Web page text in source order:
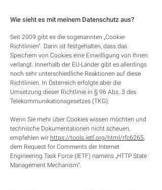
Wie sieht es mit meinem Datenschutz aus?
Seit 2009 gibt es die sogenannten „Cookie-
Richtlinien“. Darin ist festgehalten, dass das
Speichern von Cookies eine Einwilligung von Ihnen
verlangt. Innerhalb der EU-Länder gibt es allerdings
noch sehr unterschiedliche Reaktionen auf diese
Richtlinien. In Österreich erfolgte aber die
Umsetzung dieser Richtlinie in § 96 Abs. 3 des
Telekommunikationsgesetzes (TKG).
Wenn Sie mehr über Cookies wissen möchten und
technische Dokumentationen nicht scheuen,
empfehlen wir https://tools.ietf.org/html/rfc6265,
dem Request for Comments der Internet
Engineering Task Force (IETF) namens „HTTP State
Management Mechanism“.